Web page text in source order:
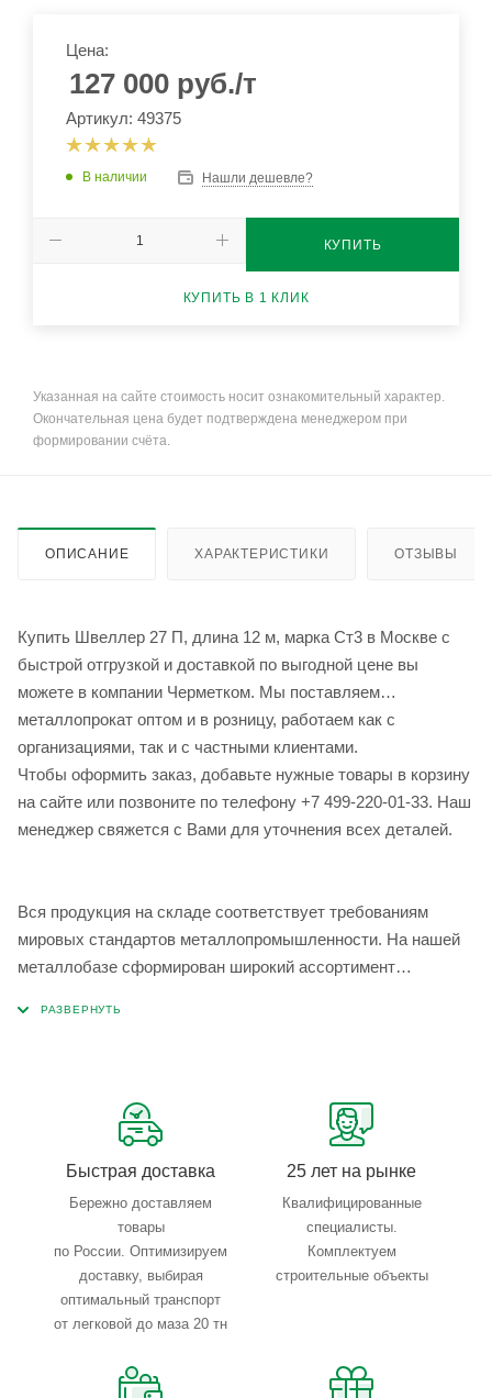
Цена:
127 000 руб./т
Артикул: 49375
В наличии Нашли дешевле?
КУПИТЬ
КУПИТЬ В 1 КЛИК
Указанная на сайте стоимость носит ознакомительный характер.
Окончательная цена будет подтверждена менеджером при
формировании счёта.
ОПИСАНИЕ ХАРАКТЕРИСТИКИ ОТЗЫВЫ
Купить Швеллер 27 П, длина 12 м, марка Ст3 в Москве с
быстрой отгрузкой и доставкой по выгодной цене вы
можете в компании Черметком. Мы поставляем
металлопрокат оптом и в розницу, работаем как с
организациями, так и с частными клиентами.
Чтобы оформить заказ, добавьте нужные товары в корзину
на сайте или позвоните по телефону +7 499-220-01-33. Наш
менеджер свяжется с Вами для уточнения всех деталей.
Вся продукция на складе соответствует требованиям
мировых стандартов металлопромышленности. На нашей
металлобазе сформирован широкий ассортимент
Быстрая доставка
Бережно доставляем
товары
по России. Оптимизируем
доставку, выбирая
оптимальный транспорт
от легковой до маза 20 тн
25 лет на рынке
Квалифицированные
специалисты.
Комплектуем
строительные объекты